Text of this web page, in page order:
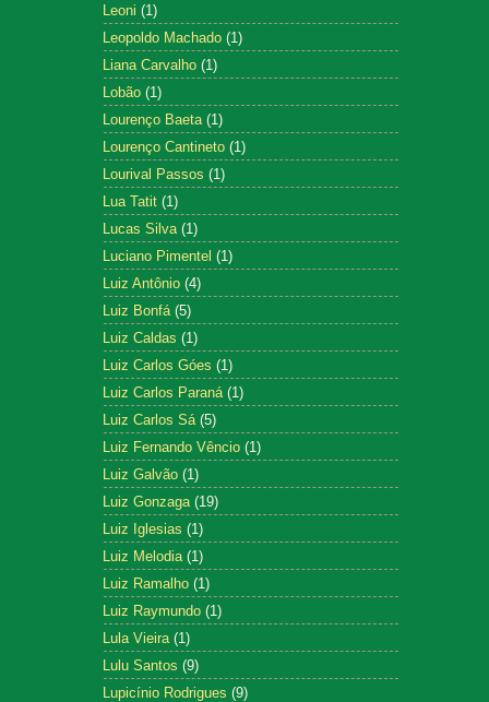
Leoni (1)
Leopoldo Machado (1)
Liana Carvalho (1)
Lobão (1)
Lourenço Baeta (1)
Lourenço Cantineto (1)
Lourival Passos (1)
Lua Tatit (1)
Lucas Silva (1)
Luciano Pimentel (1)
Luiz Antônio (4)
Luiz Bonfá (5)
Luiz Caldas (1)
Luiz Carlos Góes (1)
Luiz Carlos Paraná (1)
Luiz Carlos Sá (5)
Luiz Fernando Vêncio (1)
Luiz Galvão (1)
Luiz Gonzaga (19)
Luiz Iglesias (1)
Luiz Melodia (1)
Luiz Ramalho (1)
Luiz Raymundo (1)
Lula Vieira (1)
Lulu Santos (9)
Lupicínio Rodrigues (9)